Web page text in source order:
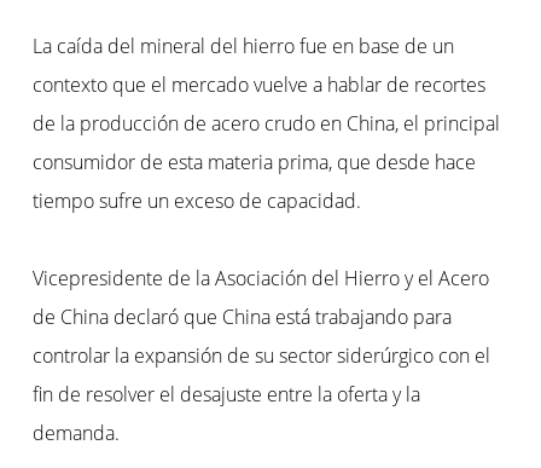
La caída del mineral del hierro fue en base de un
contexto que el mercado vuelve a hablar de recortes
de la producción de acero crudo en China, el principal
consumidor de esta materia prima, que desde hace
tiempo sufre un exceso de capacidad.
Vicepresidente de la Asociación del Hierro y el Acero
de China declaró que China está trabajando para
controlar la expansión de su sector siderúrgico con el
fin de resolver el desajuste entre la oferta y la
demanda.